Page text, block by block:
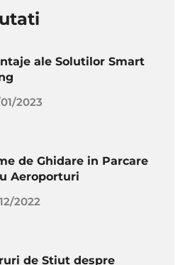
ale Solutilor Smart
2023
de Ghidare in Parcare
Aeroporturi
2022
de Stiut despre